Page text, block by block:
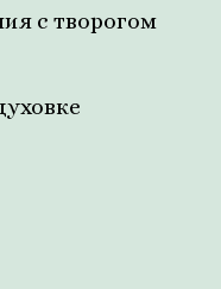
с творогом